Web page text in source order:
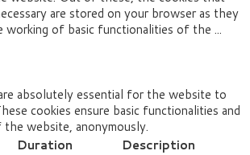
are stored on your browser as they
working of basic functionalities of the ...
absolutely essential for the website to
cookies ensure basic functionalities and
website, anonymously.
Duration Description